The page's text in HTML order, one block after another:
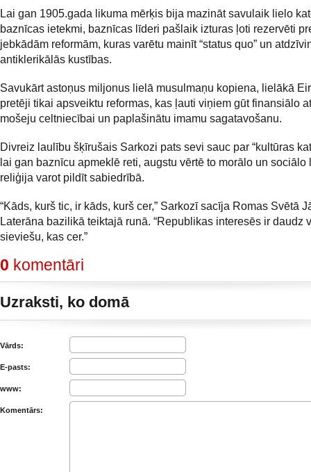
Lai gan 1905.gada likuma mērķis bija mazināt savulaik lielo
baznīcas ietekmi, baznīcas līderi pašlaik izturas ļoti rezervēti
jebkādām reformām, kuras varētu mainīt “status quo” un
antiklerikālās kustības.
Savukārt astoņus miljonus lielā musulmaņu kopiena, lielākā
pretēji tikai apsveiktu reformas, kas ļauti viņiem gūt finansiālo
mošeju celtniecībai un paplašinātu imamu sagatavošanu.
Divreiz laulību šķīrušais Sarkozi pats sevi sauc par “kultūras
lai gan baznīcu apmeklē reti, augstu vērtē to morālo un sociālo
reliģija varot pildīt sabiedrībā.
“Kāds, kurš tic, ir kāds, kurš cer,” Sarkozī sacīja Romas Svētā
Laterāna bazilikā teiktajā runā. “Republikas interesēs ir daudz
sieviešu, kas cer.”
0 komentāri
Uzraksti, ko domā
Vārds:
E-pasts:
www:
Komentārs: